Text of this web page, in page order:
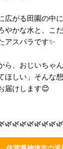
がる田園の中に
やかな水と、こ
アスパラです✨
ら、おじいちゃ
ほしい」そんな
届けします😊